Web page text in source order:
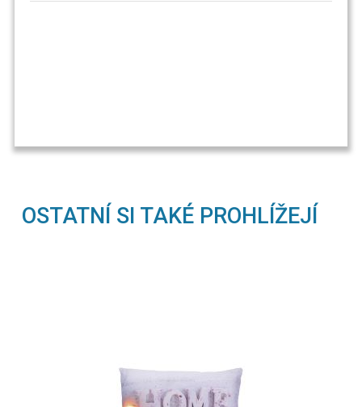
OSTATNÍ SI TAKÉ PROHLÍŽEJÍ